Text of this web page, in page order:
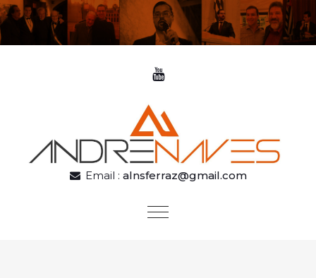
Skip to content
Email : alnsferraz@gmail.com
Toggle